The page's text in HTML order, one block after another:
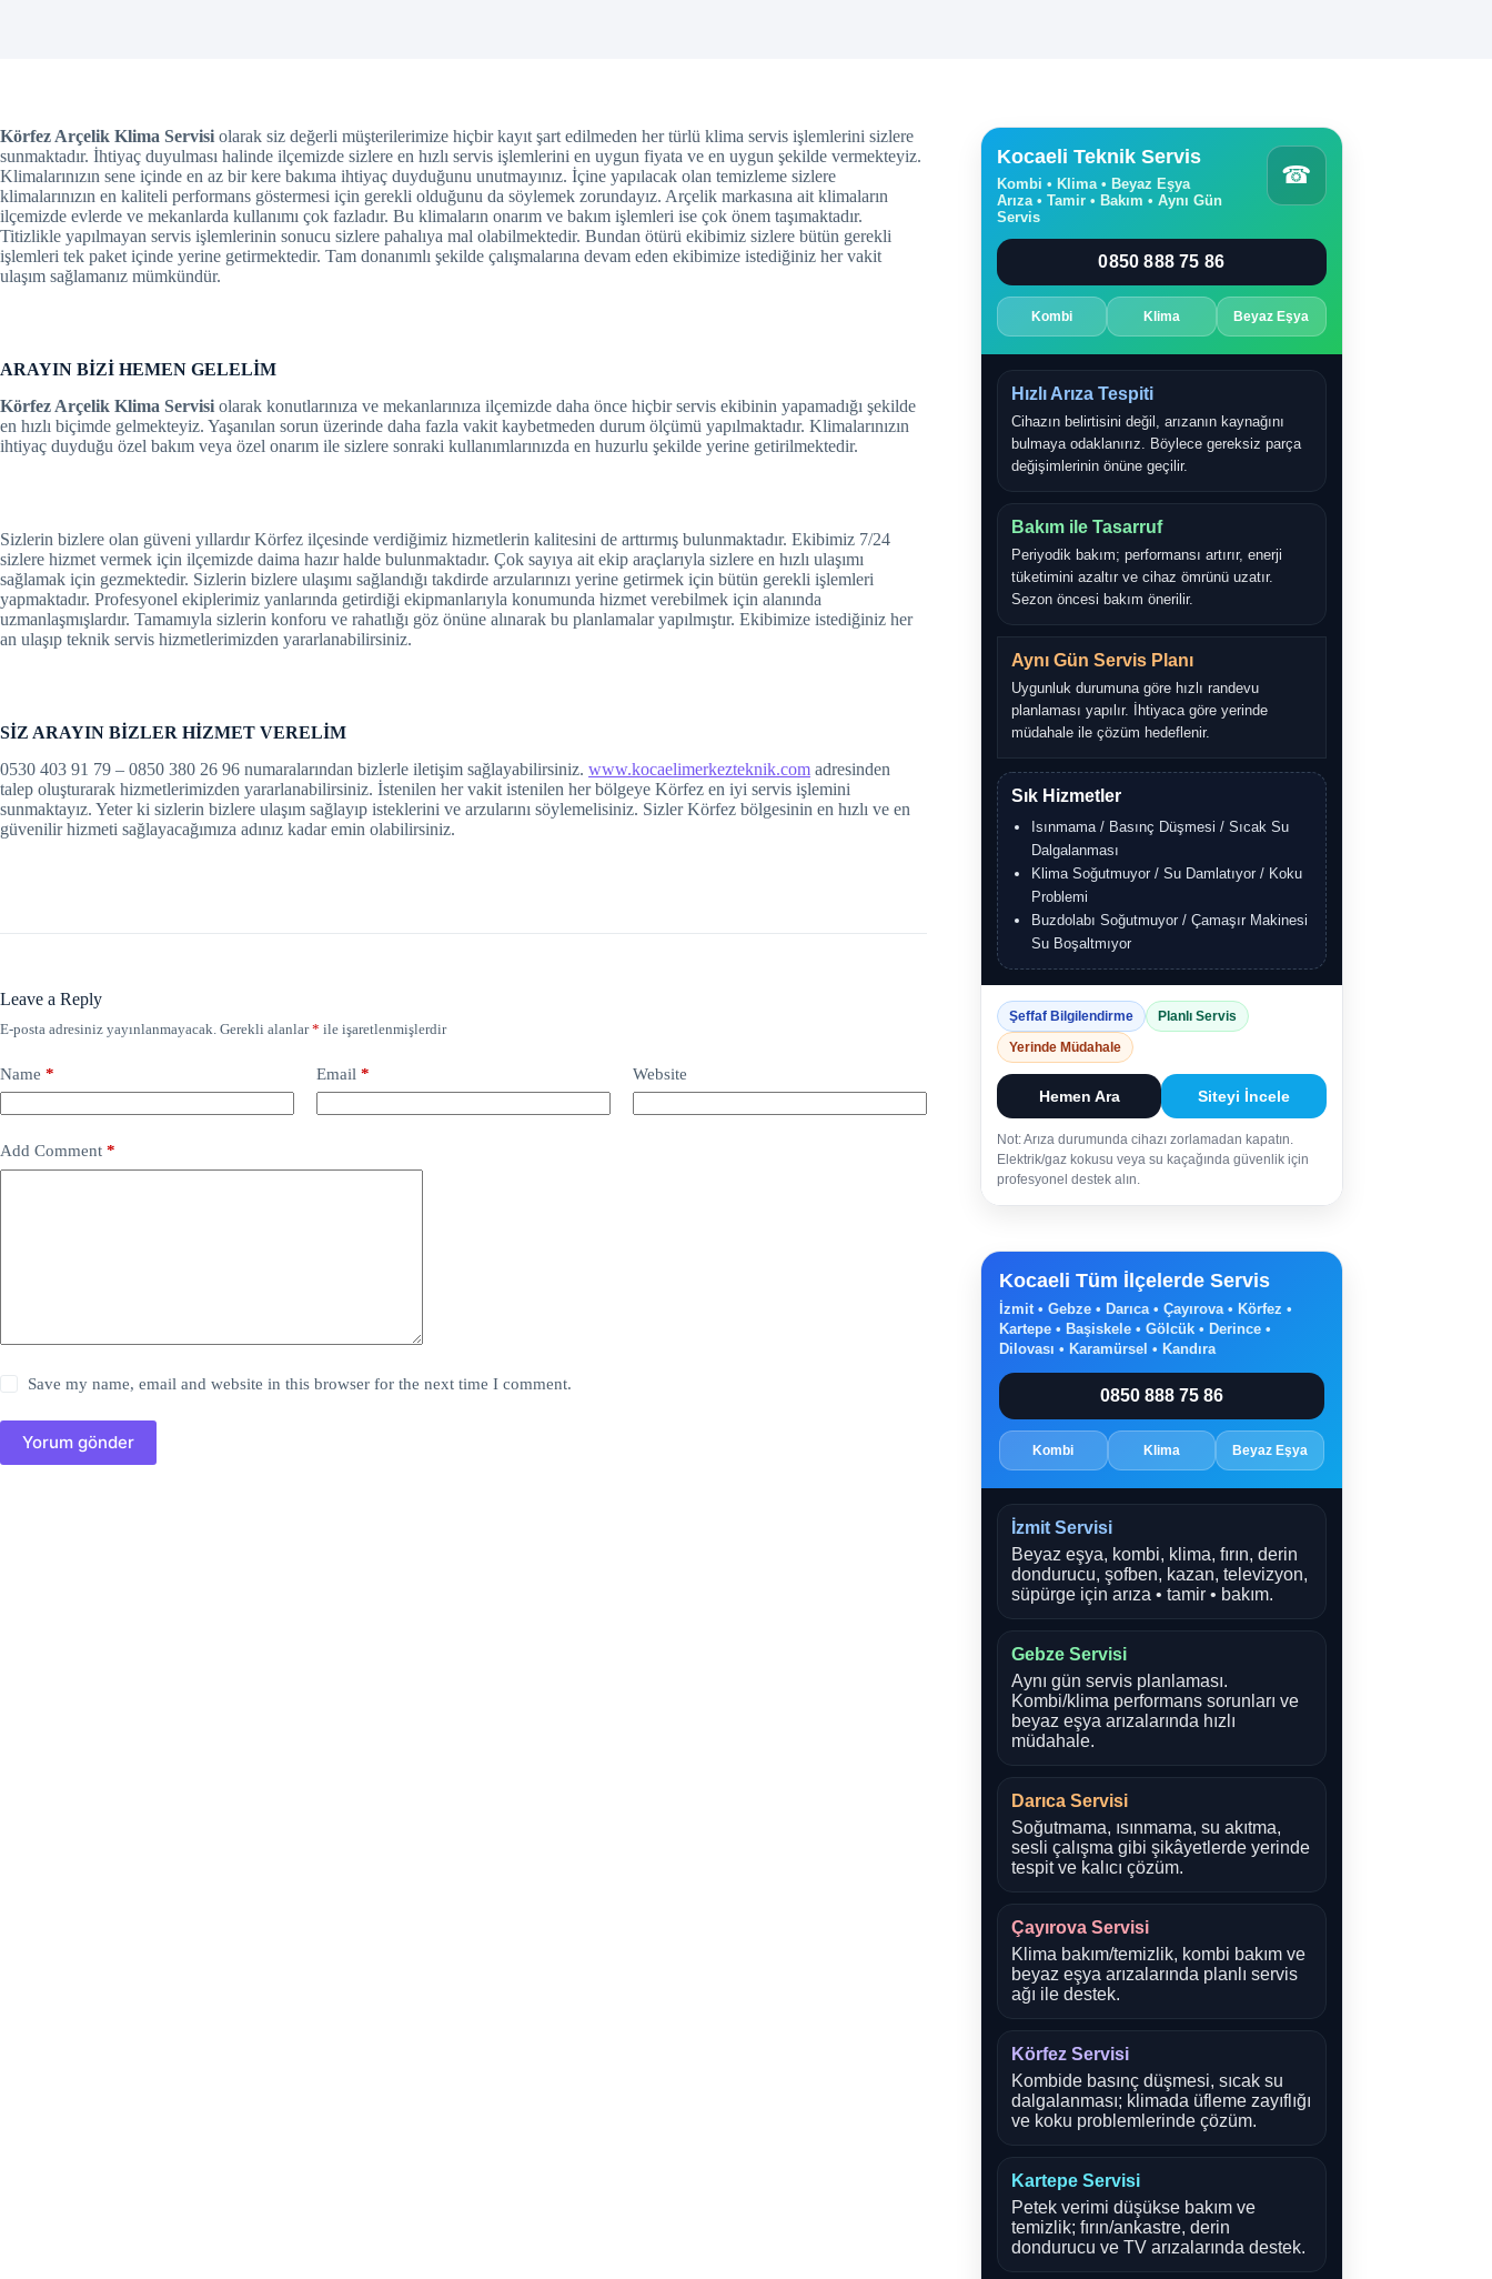
al
Körfez Arçelik Klima Servisi olarak siz değerli müşterilerimize hiçbir kayıt şart edilmeden her türlü klima servis işlemlerini sizlere
sunmaktadır. İhtiyaç duyulması halinde ilçemizde sizlere en hızlı servis işlemlerini en uygun fiyata ve en uygun şekilde vermekteyiz.
Klimalarınızın sene içinde en az bir kere bakıma ihtiyaç duyduğunu unutmayınız. İçine yapılacak olan temizleme sizlere
klimalarınızın en kaliteli performans göstermesi için gerekli olduğunu da söylemek zorundayız. Arçelik markasına ait klimaların
ilçemizde evlerde ve mekanlarda kullanımı çok fazladır. Bu klimaların onarım ve bakım işlemleri ise çok önem taşımaktadır.
Titizlikle yapılmayan servis işlemlerinin sonucu sizlere pahalıya mal olabilmektedir. Bundan ötürü ekibimiz sizlere bütün gerekli
işlemleri tek paket içinde yerine getirmektedir. Tam donanımlı şekilde çalışmalarına devam eden ekibimize istediğiniz her vakit
ulaşım sağlamanız mümkündür.
ARAYIN BİZİ HEMEN GELELİM
Körfez Arçelik Klima Servisi olarak konutlarınıza ve mekanlarınıza ilçemizde daha önce hiçbir servis ekibinin yapamadığı şekilde
en hızlı biçimde gelmekteyiz. Yaşanılan sorun üzerinde daha fazla vakit kaybetmeden durum ölçümü yapılmaktadır. Klimalarınızın
ihtiyaç duyduğu özel bakım veya özel onarım ile sizlere sonraki kullanımlarınızda en huzurlu şekilde yerine getirilmektedir.
Sizlerin bizlere olan güveni yıllardır Körfez ilçesinde verdiğimiz hizmetlerin kalitesini de arttırmış bulunmaktadır. Ekibimiz 7/24
sizlere hizmet vermek için ilçemizde daima hazır halde bulunmaktadır. Çok sayıya ait ekip araçlarıyla sizlere en hızlı ulaşımı
sağlamak için gezmektedir. Sizlerin bizlere ulaşımı sağlandığı takdirde arzularınızı yerine getirmek için bütün gerekli işlemleri
yapmaktadır. Profesyonel ekiplerimiz yanlarında getirdiği ekipmanlarıyla konumunda hizmet verebilmek için alanında
uzmanlaşmışlardır. Tamamıyla sizlerin konforu ve rahatlığı göz önüne alınarak bu planlamalar yapılmıştır. Ekibimize istediğiniz her
an ulaşıp teknik servis hizmetlerimizden yararlanabilirsiniz.
SİZ ARAYIN BİZLER HİZMET VERELİM
0530 403 91 79 – 0850 380 26 96 numaralarından bizlerle iletişim sağlayabilirsiniz. www.kocaelimerkezteknik.com adresinden
talep oluşturarak hizmetlerimizden yararlanabilirsiniz. İstenilen her vakit istenilen her bölgeye Körfez en iyi servis işlemini
sunmaktayız. Yeter ki sizlerin bizlere ulaşım sağlayıp isteklerini ve arzularını söylemelisiniz. Sizler Körfez bölgesinin en hızlı ve en
güvenilir hizmeti sağlayacağımıza adınız kadar emin olabilirsiniz.
Leave a Reply
E-posta adresiniz yayınlanmayacak. Gerekli alanlar* ile işaretlenmişlerdir
Name * Email * Website
Add Comment *
Save my name, email and website in this browser for the next time I comment.
Yorum gönder
Kocaeli Teknik Servis
Kombi • Klima • Beyaz Eşya
Arıza • Tamir • Bakım • Aynı Gün
Servis
☎
0850 888 75 86
Kombi Klima Beyaz Eşya
Hızlı Arıza Tespiti
Cihazın belirtisini değil, arızanın kaynağını
bulmaya odaklanırız. Böylece gereksiz parça
değişimlerinin önüne geçilir.
Bakım ile Tasarruf
Periyodik bakım; performansı artırır, enerji
tüketimini azaltır ve cihaz ömrünü uzatır.
Sezon öncesi bakım önerilir.
Aynı Gün Servis Planı
Uygunluk durumuna göre hızlı randevu
planlaması yapılır. İhtiyaca göre yerinde
müdahale ile çözüm hedeflenir.
Sık Hizmetler
Isınmama / Basınç Düşmesi / Sıcak Su
Dalgalanması
Klima Soğutmuyor / Su Damlatıyor / Koku
Problemi
Buzdolabı Soğutmuyor / Çamaşır Makinesi
Su Boşaltmıyor
Şeffaf Bilgilendirme
Planlı Servis
Yerinde Müdahale
Hemen Ara Siteyi İncele
Not: Arıza durumunda cihazı zorlamadan kapatın.
Elektrik/gaz kokusu veya su kaçağında güvenlik için
profesyonel destek alın.
Kocaeli Tüm İlçelerde Servis
İzmit • Gebze • Darıca • Çayırova • Körfez •
Kartepe • Başiskele • Gölcük • Derince •
Dilovası • Karamürsel • Kandıra
0850 888 75 86
Kombi Klima Beyaz Eşya
İzmit Servisi
Beyaz eşya, kombi, klima, fırın, derin
dondurucu, şofben, kazan, televizyon,
süpürge için arıza • tamir • bakım.
Gebze Servisi
Aynı gün servis planlaması.
Kombi/klima performans sorunları ve
beyaz eşya arızalarında hızlı
müdahale.
Darıca Servisi
Soğutmama, ısınmama, su akıtma,
sesli çalışma gibi şikâyetlerde yerinde
tespit ve kalıcı çözüm.
Çayırova Servisi
Klima bakım/temizlik, kombi bakım ve
beyaz eşya arızalarında planlı servis
ağı ile destek.
Körfez Servisi
Kombide basınç düşmesi, sıcak su
dalgalanması; klimada üfleme zayıflığı
ve koku problemlerinde çözüm.
Kartepe Servisi
Petek verimi düşükse bakım ve
temizlik; fırın/ankastre, derin
dondurucu ve TV arızalarında destek.